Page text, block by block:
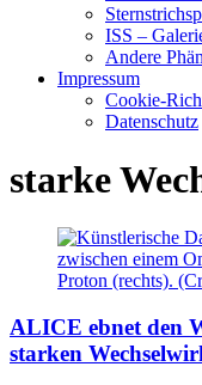
ISS –
Andere
Impressum
Cookie-
Datenschutz
starke
ALICE ebnet den
starken